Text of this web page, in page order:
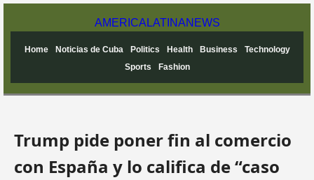
AMERICA LATINANEWS
Home Noticias de Cuba Politics Health Business
Technology
Sports
Fashion
Trump pide poner fin al comercio
con España y lo califica de “caso